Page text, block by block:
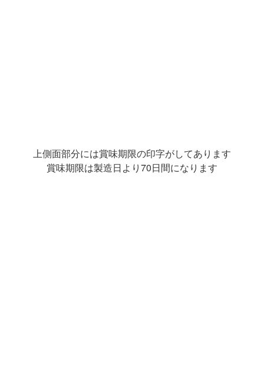
上側面部分には賞味期限の印字がしてあります
賞味期限は製造日より70日間になります